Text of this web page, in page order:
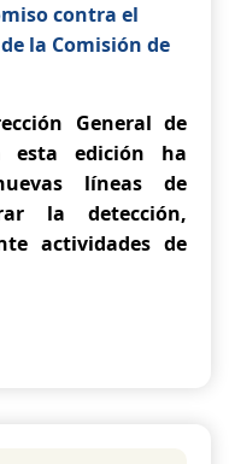
contra el
la Comisión de
General de
esta edición ha
líneas de
la detección,
actividades de